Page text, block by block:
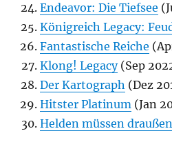
Endeavor: Die Tiefsee
Königreich Legacy:
Fantastische Reiche
Klong! Legacy(Sep
Der Kartograph (Dez
Hitster Platinum (Jan
Helden müssen